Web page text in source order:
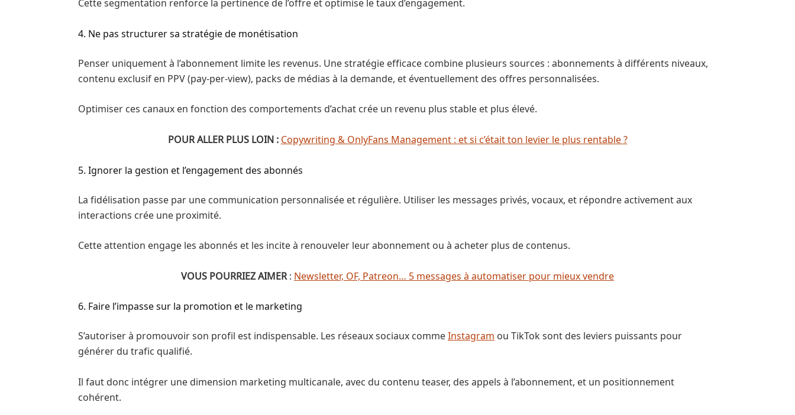
4. Ne pas structurer sa stratégie de monétisation
Penser uniquement à l’abonnement limite les revenus. Une stratégie efficace combine plusieurs sources : abonnements à différents niveaux,
contenu exclusif en PPV (pay-per-view), packs de médias à la demande, et éventuellement des offres personnalisées.
Optimiser ces canaux en fonction des comportements d’achat crée un revenu plus stable et plus élevé.
POUR ALLER PLUS LOIN :Copywriting & OnlyFans Management : et si c’était ton levier le plus rentable ?
5. Ignorer la gestion et l’engagement des abonnés
La fidélisation passe par une communication personnalisée et régulière. Utiliser les messages privés, vocaux, et répondre activement aux
interactions crée une proximité.
Cette attention engage les abonnés et les incite à renouveler leur abonnement ou à acheter plus de contenus.
VOUS POURRIEZ AIMER: Newsletter, OF, Patreon… 5 messages à automatiser pour mieux vendre
6. Faire l’impasse sur la promotion et le marketing
S’autoriser à promouvoir son profil est indispensable. Les réseaux sociaux commeInstagram ou TikTok sont des leviers puissants pour
générer du trafic qualifié.
Il faut donc intégrer une dimension marketing multicanale, avec du contenu teaser, des appels à l’abonnement, et un positionnement
cohérent.